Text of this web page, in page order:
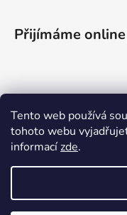
Tento web používá
tohoto webu
informacízde.
Přijímáme
Vyhledávání